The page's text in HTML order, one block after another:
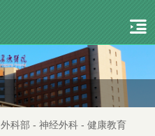
外科部 - 神经外科 - 健康教育